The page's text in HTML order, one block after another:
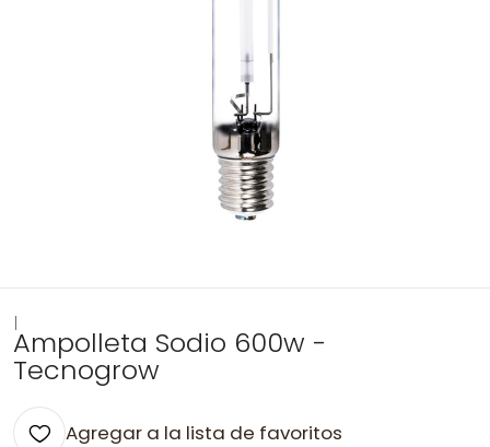
|
Ampolleta Sodio 600w -
Tecnogrow
Agregar a la lista de favoritos